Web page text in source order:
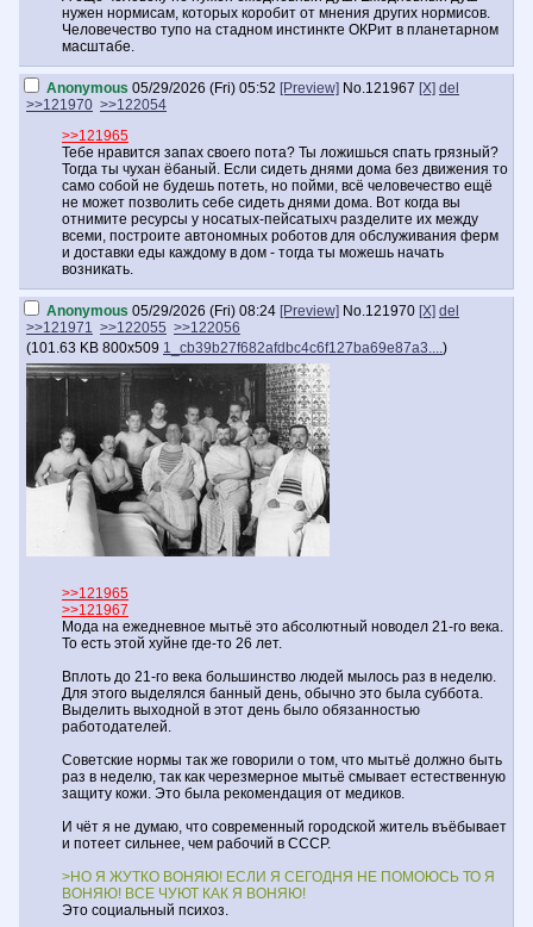
нужен нормисам, которых коробит от мнения других нормисов.
Человечество тупо на стадном инстинкте ОКРит в планетарном
масштабе.
Anonymous 05/29/2026 (Fri) 05:52 [Preview] No.121967 [X] del
>>121970 >>122054
>>121965
Тебе нравится запах своего пота? Ты ложишься спать грязный?
Тогда ты чухан ёбаный. Если сидеть днями дома без движения то
само собой не будешь потеть, но пойми, всё человечество ещё
не может позволить себе сидеть днями дома. Вот когда вы
отнимите ресурсы у носатых-пейсатыхч разделите их между
всеми, построите автономных роботов для обслуживания ферм
и доставки еды каждому в дом - тогда ты можешь начать
возникать.
Anonymous 05/29/2026 (Fri) 08:24 [Preview] No.121970 [X] del
>>121971 >>122055 >>122056
(101.63 KB 800x509 1_cb39b27f682afdbc4c6f127ba69e87a3....)
>>121965
>>121967
Мода на ежедневное мытьё это абсолютный новодел 21-го века.
То есть этой хуйне где-то 26 лет.
Вплоть до 21-го века большинство людей мылось раз в неделю.
Для этого выделялся банный день, обычно это была суббота.
Выделить выходной в этот день было обязанностью
работодателей.
Советские нормы так же говорили о том, что мытьё должно быть
раз в неделю, так как черезмерное мытьё смывает естественную
защиту кожи. Это была рекомендация от медиков.
И чёт я не думаю, что современный городской житель въёбывает
и потеет сильнее, чем рабочий в СССР.
>НО Я ЖУТКО ВОНЯЮ! ЕСЛИ Я СЕГОДНЯ НЕ ПОМОЮСЬ ТО Я
ВОНЯЮ! ВСЕ ЧУЮТ КАК Я ВОНЯЮ!
Это социальный психоз.